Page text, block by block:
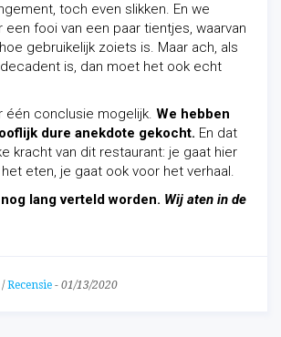
toch even slikken. En we
een fooi van een paar tientjes, waarvan
gebruikelijk zoiets is. Maar ach, als
is, dan moet het ook echt
één conclusie mogelijk. We hebben
dure anekdote gekocht. En dat
kracht van dit restaurant: je gaat hier
eten, je gaat ook voor het verhaal.
lang verteld worden. Wij aten in de
/ Recensie - 01/13/2020